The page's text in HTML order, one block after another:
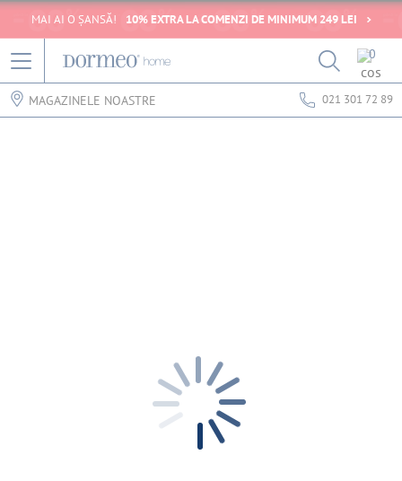
MAI AI O ȘANSĂ! 10% EXTRA LA COMENZI DE MINIMUM 249 LEI
0
MAGAZINELE NOASTRE 021 301 72 89